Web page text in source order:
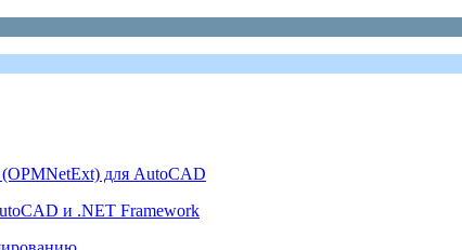
для AutoCAD
и .NET Framework